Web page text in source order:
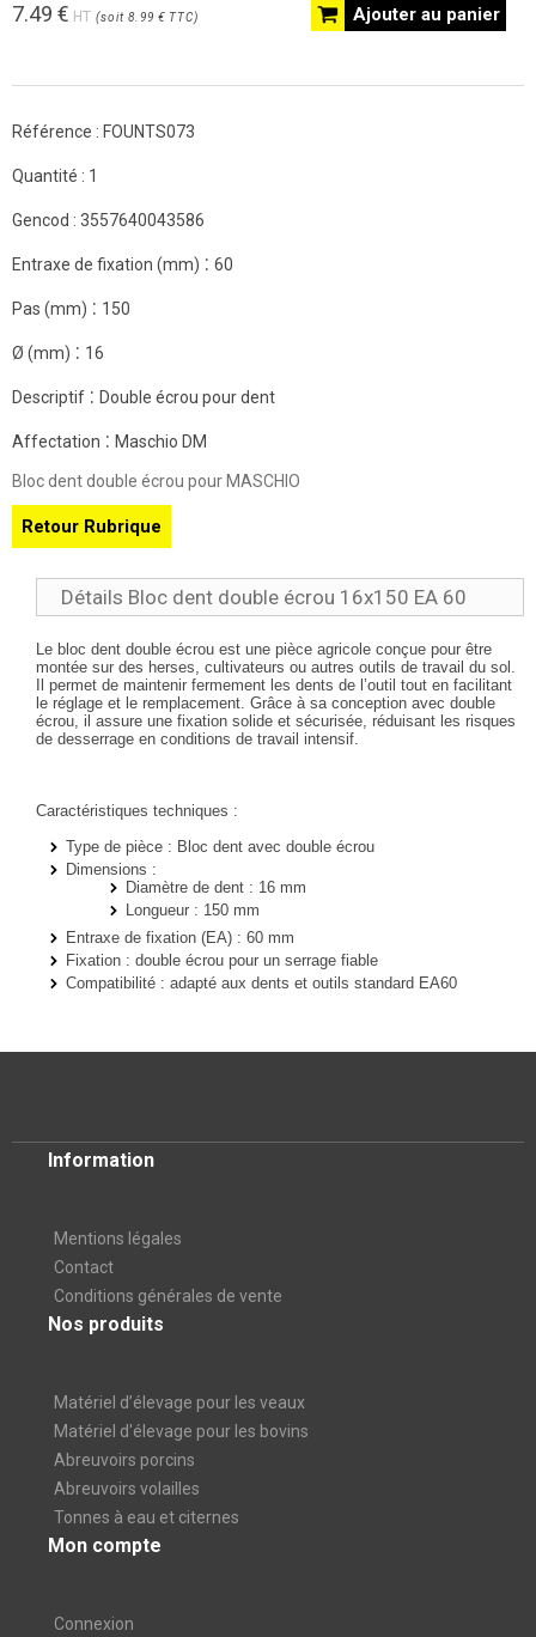
Ajouter au panier
7.49 € HT (soit 8.99 € TTC)
Référence : FOUNTS073
Quantité : 1
Gencod : 3557640043586
Entraxe de fixation (mm) : 60
Pas (mm) : 150
Ø (mm) : 16
Descriptif : Double écrou pour dent
Affectation : Maschio DM
Bloc dent double écrou pour MASCHIO
Retour Rubrique
Détails Bloc dent double écrou 16x150 EA 60
Le bloc dent double écrou est une pièce agricole conçue pour être
montée sur des herses, cultivateurs ou autres outils de travail du sol.
Il permet de maintenir fermement les dents de l’outil tout en facilitant
le réglage et le remplacement. Grâce à sa conception avec double
écrou, il assure une fixation solide et sécurisée, réduisant les risques
de desserrage en conditions de travail intensif.
Caractéristiques techniques :
Type de pièce : Bloc dent avec double écrou
Dimensions :
Diamètre de dent : 16 mm
Longueur : 150 mm
Entraxe de fixation (EA) : 60 mm
Fixation : double écrou pour un serrage fiable
Compatibilité : adapté aux dents et outils standard EA60
Information
Mentions légales
Contact
Conditions générales de vente
Nos produits
Matériel d’élevage pour les veaux
Matériel d'élevage pour les bovins
Abreuvoirs porcins
Abreuvoirs volailles
Tonnes à eau et citernes
Mon compte
Connexion